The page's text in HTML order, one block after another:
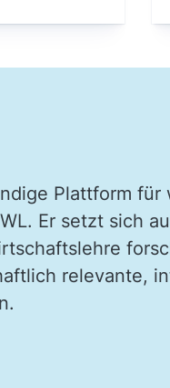
Plattform
Er setzt sich
relevante,